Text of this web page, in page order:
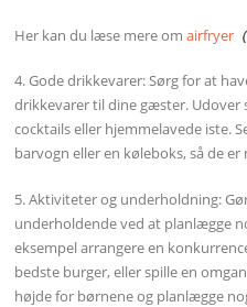
Her kan du læse mere omairfryer
4. Gode drikkevarer: Sørg for at
drikkevarer til dine gæster. Udover
cocktails eller hjemmelavede iste.
barvogn eller en køleboks, så de
5. Aktiviteter og underholdning:
underholdende ved at planlægge
eksempel arrangere en
bedste burger, eller spille en
højde for børnene og planlægge